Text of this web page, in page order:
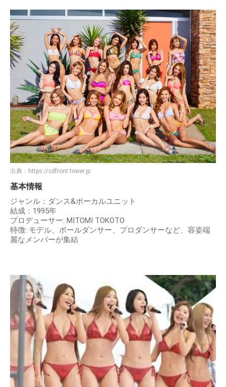
出典： https://cdfront.tower.jp
基本情報
ジャンル：ダンス&ボーカルユニット
結成：1995年
プロデューサー: MITOMI TOKOTO
特徴: モデル、ポールダンサー、プロダンサーなど、容姿端
麗なメンバーが集結